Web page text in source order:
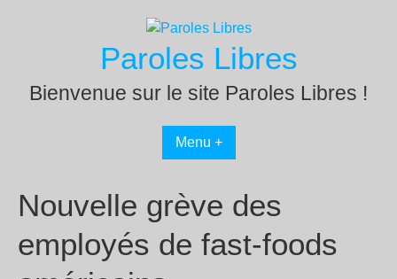
Paroles Libres
Bienvenue sur le site Paroles Libres !
Menu +
Nouvelle grève des
employés de fast-foods